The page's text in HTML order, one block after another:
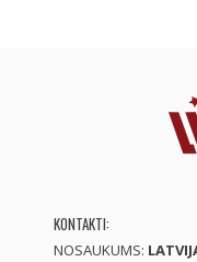
KONTAKTI:
NOSAUKUMS: